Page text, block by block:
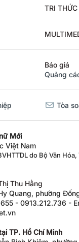
TRI
Báo giá
Quảng
Tòa
Mới
Việt Nam
do Bộ Văn
Thu Hằng
Quang, phường
- 0913.212.736 -
TP. Hồ Chí Minh
Bỉnh Khiêm, phường